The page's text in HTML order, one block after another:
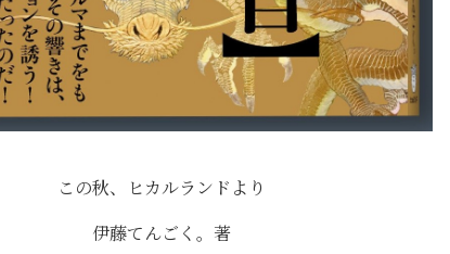
この秋、ヒカルランドより
伊藤てんごく。著